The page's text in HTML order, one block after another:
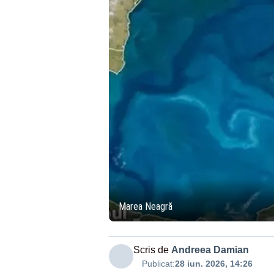
Marea Neagră
Scris de Andreea Damian
Publicat:28 iun. 2026, 14:26